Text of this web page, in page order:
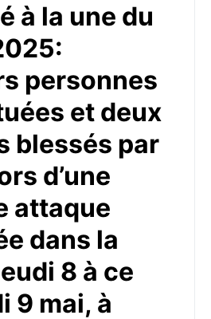
à la une du
personnes
et deux
blessés par
d’une
attaque
dans la
8 à ce
9 mai, à